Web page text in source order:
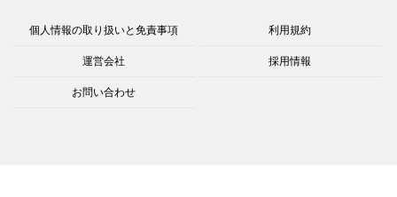
個人情報の取り扱いと免責事項 利用規約
運営会社 採用情報
お問い合わせ